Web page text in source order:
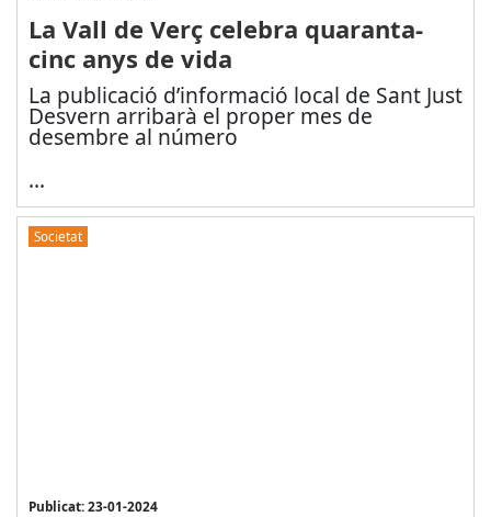
La Vall de Verç celebra quaranta-
cinc anys de vida
La publicació d’informació local de Sant Just
Desvern arribarà el proper mes de
desembre al número
...
Societat
Publicat: 23-01-2024